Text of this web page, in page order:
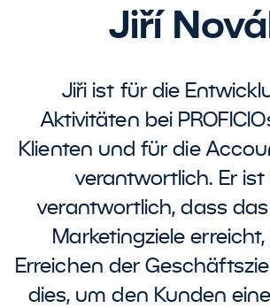
AT
PL
Jiří
Jiři ist für die
Aktivitäten bei
Klienten und für die
verantwortlich. Er
verantwortlich, dass
Marketingziele
Erreichen der
dies, um den Kunden